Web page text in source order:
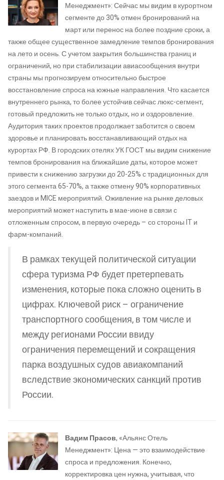
Менеджмент»: Сейчас мы видим в курортном
сегменте до 30% отмен бронирований на
март или перенос на более поздние сроки, а
также общее существенное замедление темпов бронирования
на лето и осень. С учетом закрытия большинства границ и
ограничений, но при стабилизации авиасообщения внутри
страны мы прогнозируем относительно быстрое
восстановление спроса на южные направления. Что касается
внутреннего рынка, то более устойчив сейчас люкс-сегмент,
готовый предложить не только отдых, но и оздоровление.
Аудитория таких проектов продолжает заботится о своем
здоровье и планировать восстанавливающий отдых на
курортах РФ. В городских отелях УК ГОСТ мы видим снижение
темпов бронирования на ближайшие даты, которое может
привести к снижению загрузки до 20-25% с традиционных для
этого сегмента 65-70%, а также отмену 90% корпоративных
заездов и MICE мероприятий. Оживление на рынке деловых
мероприятий может наступить в мае-июне в связи с
отложенным спросом, в первую очередь – со стороны IT и
фарм-компаний.
В рамках текущей политической ситуации
сфера туризма РФ будет претерпевать
изменения, которые пока сложно оценить в
цифрах. Ключевой риск – ограничение
транспортного сообщения, в том числе и
между регионами России ввиду
ограничения перемещений и сокращения
парка воздушных судов авиакомпаний
вследствие экономических санкций против
России.
Вадим Прасов, «Альянс Отель
Менеджмент»: Цена — это взаимодействие
спроса и предложения. Конечно,
корректировка цен нужна, учитывая, что